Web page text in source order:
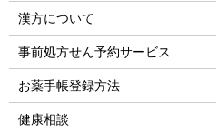
漢方について
事前処方せん予約サービス
お薬手帳登録方法
健康相談